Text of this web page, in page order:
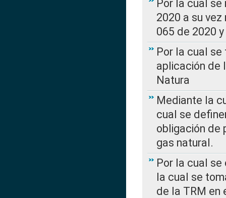
Por la cual
2020 a su
065 de 2020
Por la cual
aplicación de
Natura
Mediante la
cual se
obligación de
gas natural.
Por la cual se
la cual se
de la TRM en